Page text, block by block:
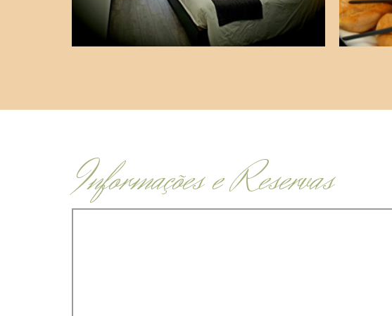
Informações e Reservas